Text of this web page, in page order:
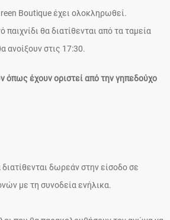
Boutique έχει ολοκληρωθεί.
παιχνίδι θα διατίθενται από τα ταμεία
ανοίξουν στις 17:30.
όπως έχουν οριστεί από την γηπεδούχο
διατίθενται δωρεάν στην είσοδο σε
με τη συνοδεία ενήλικα.